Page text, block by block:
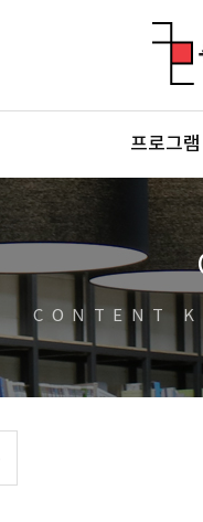
프로그램
CONTENT